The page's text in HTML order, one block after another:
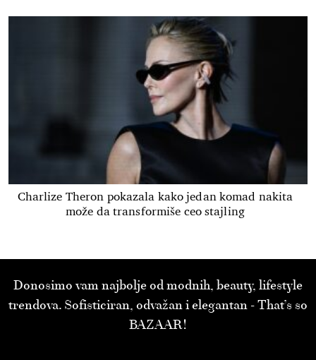
Charlize Theron pokazala kako jedan komad nakita
može da transformiše ceo stajling
Donosimo vam najbolje od modnih, beauty, lifestyle
trendova. Sofisticiran, odvažan i elegantan - That’s so
BAZAAR!